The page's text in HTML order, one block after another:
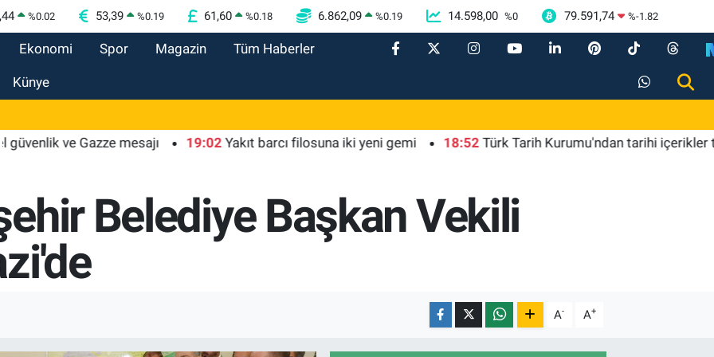
%0.02 53,39 %0.19 61,60 %0.18 6.862,09 %0.19 14.598,00 %0 79.591,74 %-1.82
Ekonomi Spor Magazin Tüm Haberler
Künye
Gazze mesajı 19:02 Yakıt barcı filosuna iki yeni gemi 18:52 Türk Tarih Kurumu'ndan tarihi içerikler tek
Belediye Başkan Vekili
A- A+